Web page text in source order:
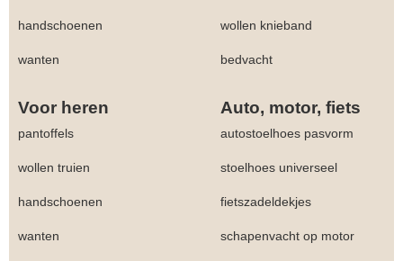
handschoenen wollen knieband
wanten bedvacht
Voor heren Auto, motor, fiets
pantoffels autostoelhoes pasvorm
wollen truien stoelhoes universeel
handschoenen fietszadeldekjes
wanten schapenvacht op motor